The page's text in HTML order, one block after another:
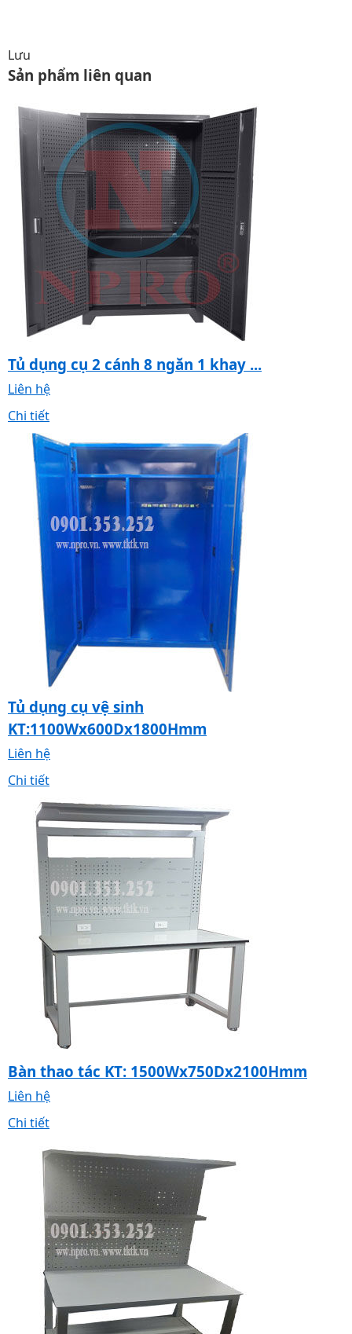
Lưu
Sản phẩm liên quan
Tủ dụng cụ 2 cánh 8 ngăn 1 khay ...
Liên hệ
Chi tiết
Tủ dụng cụ vệ sinh
KT:1100Wx600Dx1800Hmm
Liên hệ
Chi tiết
Bàn thao tác KT: 1500Wx750Dx2100Hmm
Liên hệ
Chi tiết